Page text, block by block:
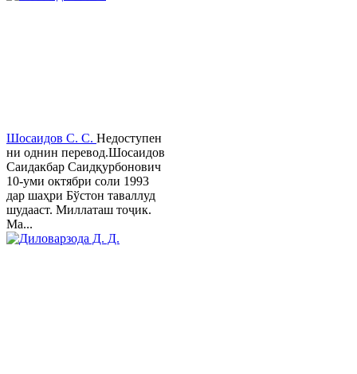
Шосаидов С. С. Недоступен
ни однин перевод.Шосаидов
Саидакбар Саидқурбонович
10-уми октябри соли 1993
дар шаҳри Бўстон таваллуд
шудааст. Миллаташ тоҷик.
Ма...